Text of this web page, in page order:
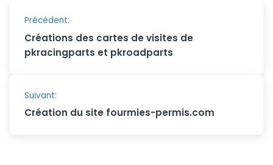
Navigation
de
Précédent:
Créations des cartes de visites de
pkracingparts et pkroadparts
Suivant:
Création du site fourmies-permis.com